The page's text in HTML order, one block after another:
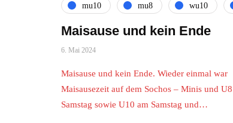
mu10 mu8 wu10
Maisause und kein Ende
6. Mai 2024
Maisause und kein Ende. Wieder einmal war
Maisausezeit auf dem Sochos – Minis und
Samstag sowie U10 am Samstag und…